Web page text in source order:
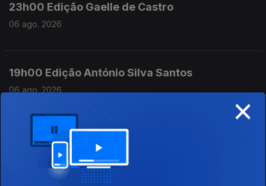
23h00 Edição Gaelle de Castro
06 ago. 2026
19h00 Edição António Silva Santos
06 ago. 2026
18h00 Edição Cristina Magalhães
06 ago. 2026
×